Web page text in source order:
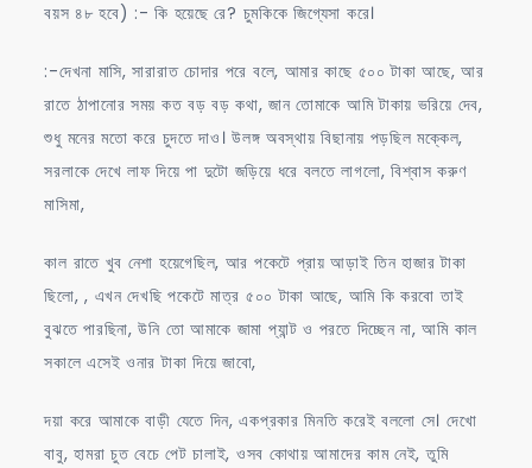
বয়স ৪৮ হবে) :- কি হয়েছে রে? চুমকিকে জিগ্যেসা করে।
:-দেখনা মাসি, সারারাত চোদার পরে বলে, আমার কাছে ৫০০ টাকা আছে, আর
রাতে ঠাপানোর সময় কত বড় বড় কথা, জান তোমাকে আমি টাকায় ভরিয়ে দেব,
শুধু মনের মতো করে চুদতে দাও। উলঙ্গ অবস্থায় বিছানায় পড়ছিল মক্কেল,
সরলাকে দেখে লাফ দিয়ে পা দুটো জড়িয়ে ধরে বলতে লাগলো, বিশ্বাস করুণ
মাসিমা,
কাল রাতে খুব নেশা হয়েগেছিল, আর পকেটে প্রায় আড়াই তিন হাজার টাকা
ছিলো, , এখন দেখছি পকেটে মাত্র ৫০০ টাকা আছে, আমি কি করবো তাই
বুঝতে পারছিনা, উনি তো আমাকে জামা প্যান্ট ও পরতে দিচ্ছেন না, আমি কাল
সকালে এসেই ওনার টাকা দিয়ে জাবো,
দয়া করে আমাকে বাড়ী যেতে দিন, একপ্রকার মিনতি করেই বললো সে। দেখো
বাবু, হামরা চুত বেচে পেট চালাই, ওসব কোথায় আমাদের কাম নেই, তুমি